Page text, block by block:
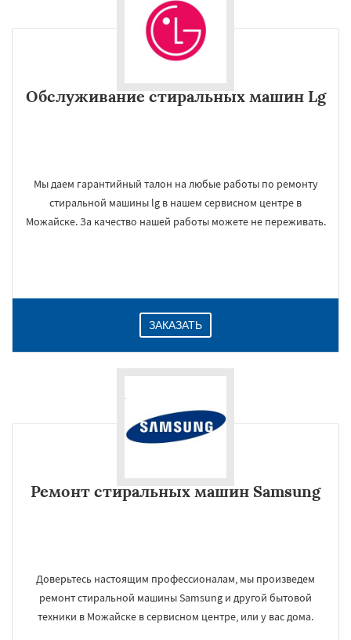
Обслуживание стиральных машин Lg
Мы даем гарантийный талон на любые работы по ремонту
стиральной машины lg в нашем сервисном центре в
Можайске. За качество нашей работы можете не переживать.
ЗАКАЗАТЬ
Ремонт стиральных машин Samsung
Доверьтесь настоящим профессионалам, мы произведем
ремонт стиральной машины Samsung и другой бытовой
техники в Можайске в сервисном центре, или у вас дома.